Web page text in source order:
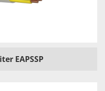
EAPSSP